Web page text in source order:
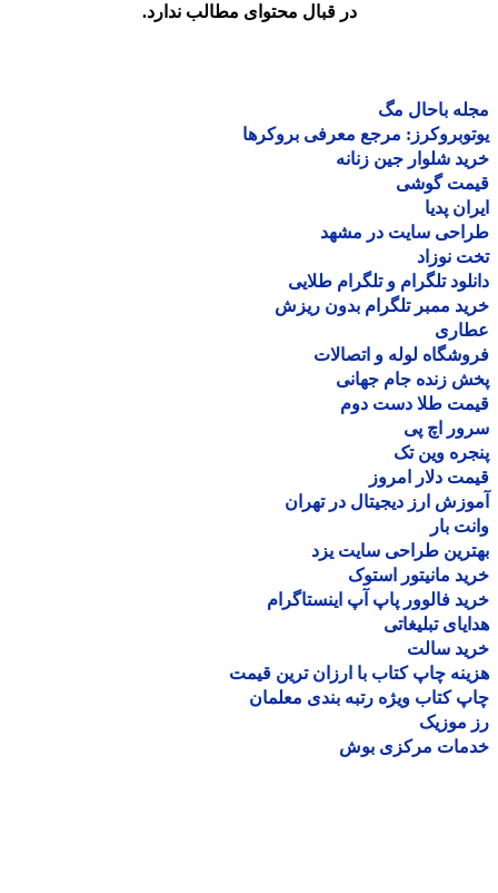
در قبال محتوای مطالب ندارد.
باحال مگ
مرجع معرفی بروکرها
شلوار جین زنانه
گوشی
پدیا
سایت در مشهد
نوزاد
تلگرام و تلگرام طلایی
ممبر تلگرام بدون ریزش
لوله و اتصالات
زنده جام جهانی
طلا دست دوم
اچ پی
وین تک
دلار امروز
ارز دیجیتال در تهران
بار
طراحی سایت یزد
مانیتور استوک
فالوور پاپ آپ اینستاگرام
تبلیغاتی
سالت
چاپ کتاب با ارزان ترین قیمت
کتاب ویژه رتبه بندی معلمان
موزیک
مرکزی بوش